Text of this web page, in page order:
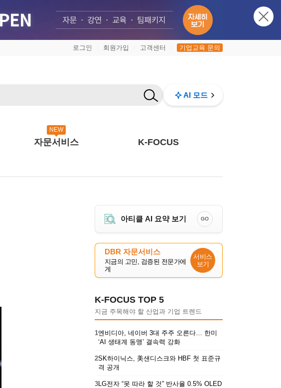
로그인 회원가입 고객센터 기업교육 문의
AI 모드
NEW
자문서비스 K-FOCUS
아티클 AI 요약 보기 GO
DBR 자문서비스
지금의 고민, 검증된 전문가에
게
서비스
보기
K-FOCUS TOP 5
지금 주목해야 할 산업과 기업 트렌드
1엔비디아, 네이버 3대 주주 오른다… 한미
‘AI 생태계 동맹’ 결속력 강화
2SK하이닉스, 美샌디스크와 HBF 첫 표준규
격 공개
3LG전자 “못 따라 할 것” 반사율 0.5% OLED